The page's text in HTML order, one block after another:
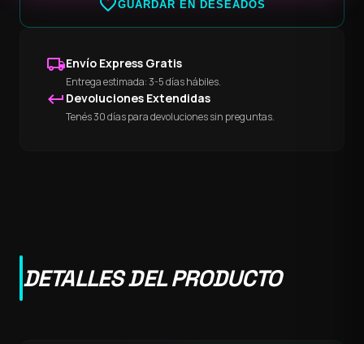
favorite_borderGUARDAR EN DESEADOS
local_shippingEnvío Express Gratis
Entrega estimada: 3-5 días hábiles.
keyboard_return Devoluciones Extendidas
Tenés 30 días para devoluciones sin preguntas.
DETALLES DEL PRODUCTO